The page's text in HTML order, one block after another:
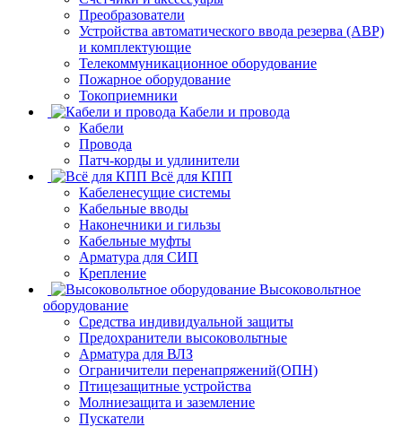
Преобразователи
Устройства автоматического ввода резерва (АВР)
и комплектующие
Телекоммуникационное оборудование
Пожарное оборудование
Токоприемники
Кабели и провода
Кабели
Провода
Патч-корды и удлинители
Всё для КПП
Кабеленесущие системы
Кабельные вводы
Наконечники и гильзы
Кабельные муфты
Арматура для СИП
Крепление
Высоковольтное
оборудование
Средства индивидуальной защиты
Предохранители высоковольтные
Арматура для ВЛЗ
Ограничители перенапряжений(ОПН)
Птицезащитные устройства
Молниезащита и заземление
Пускатели